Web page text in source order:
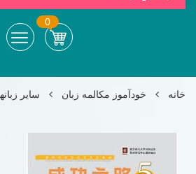
0
خانه خودآموز مکالمه زبان سایر زبانها